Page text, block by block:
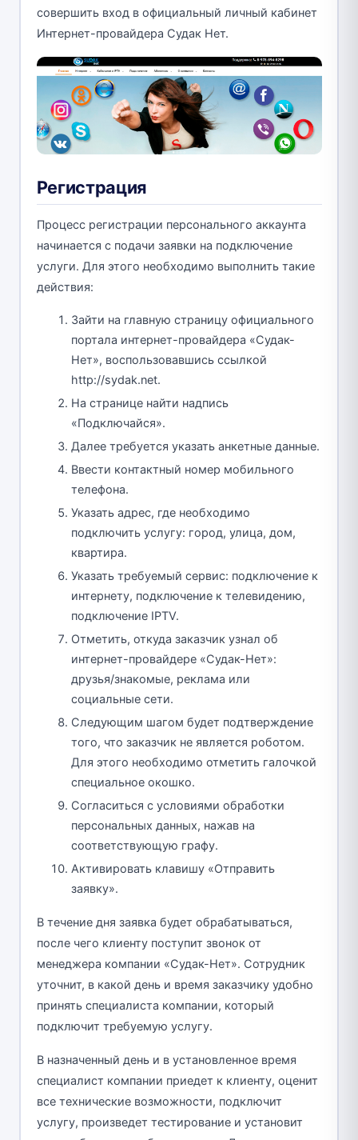
совершить вход в официальный личный кабинет
Интернет-провайдера Судак Нет.
Регистрация
Процесс регистрации персонального аккаунта
начинается с подачи заявки на подключение
услуги. Для этого необходимо выполнить такие
действия:
Зайти на главную страницу официального
портала интернет-провайдера «Судак-
Нет», воспользовавшись ссылкой
http://sydak.net.
На странице найти надпись
«Подключайся».
Далее требуется указать анкетные данные.
Ввести контактный номер мобильного
телефона.
Указать адрес, где необходимо
подключить услугу: город, улица, дом,
квартира.
Указать требуемый сервис: подключение к
интернету, подключение к телевидению,
подключение IPTV.
Отметить, откуда заказчик узнал об
интернет-провайдере «Судак-Нет»:
друзья/знакомые, реклама или
социальные сети.
Следующим шагом будет подтверждение
того, что заказчик не является роботом.
Для этого необходимо отметить галочкой
специальное окошко.
Согласиться с условиями обработки
персональных данных, нажав на
соответствующую графу.
Активировать клавишу «Отправить
заявку».
В течение дня заявка будет обрабатываться,
после чего клиенту поступит звонок от
менеджера компании «Судак-Нет». Сотрудник
уточнит, в какой день и время заказчику удобно
принять специалиста компании, который
подключит требуемую услугу.
В назначенный день и в установленное время
специалист компании приедет к клиенту, оценит
все технические возможности, подключит
услугу, произведет тестирование и установит